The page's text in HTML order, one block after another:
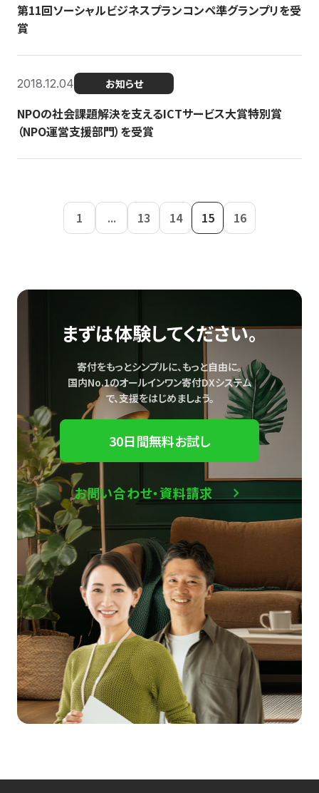
第11回ソーシャルビジネスプランコンペ準グランプリを受
賞
2018.12.04 お知らせ
NPOの社会課題解決を支えるICTサービス大賞特別賞
（NPO運営支援部門）を受賞
1 ... 13 14 15 16
まずは体験してください。
寄付をもっとシンプルに、もっと自由に。
国内No.1のオールインワン寄付DXシステム
で、支援をはじめましょう。
30日間無料お試し
お問い合わせ・資料請求